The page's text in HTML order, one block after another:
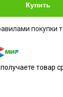
Купить
покупки
товар